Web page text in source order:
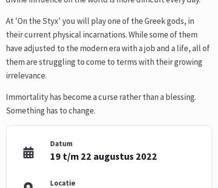
At 'On the Styx' you will play one of the Greek gods, in
their current physical incarnations. While some of them
have adjusted to the modern era with a job and a life, all of
them are struggling to come to terms with their growing
irrelevance.
Immortality has become a curse rather than a blessing.
Something has to change.
Datum
19 t/m 22 augustus 2022
Locatie